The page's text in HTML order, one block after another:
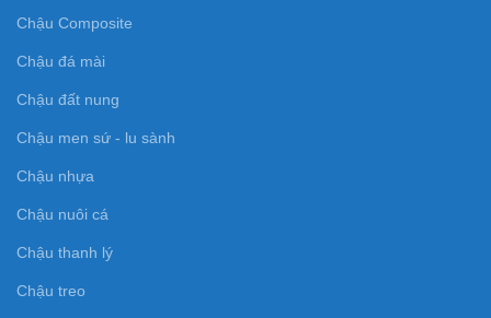
Chậu Composite
Chậu đá mài
Chậu đất nung
Chậu men sứ - lu sành
Chậu nhựa
Chậu nuôi cá
Chậu thanh lý
Chậu treo